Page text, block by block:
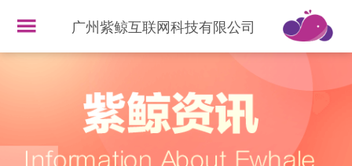
广州紫鲸互联网科技有限公司